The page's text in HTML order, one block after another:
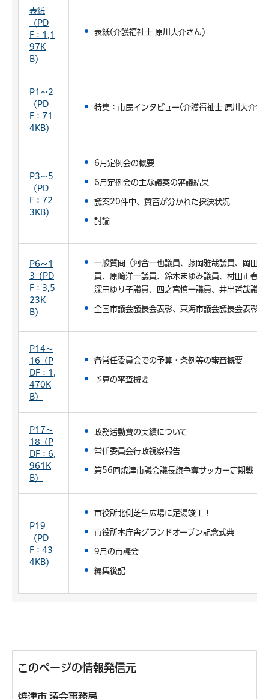
表紙
（PD
F：1,1
97K
B）
表紙(介護福祉士 原川大介さん）
P1～2
（PD
F：71
4KB）
特集：市民インタビュー(介護福祉士 原川大介さ
P3～5
（PD
F：72
3KB）
6月定例会の概要
6月定例会の主な議案の審議結果
議案20件中、賛否が分かれた採決状況
討論
P6～1
3（PD
F：3,5
23K
B）
一般質問（河合一也議員、藤岡雅哉議員、岡田
員、原崎洋一議員、鈴木まゆみ議員、村田正春
深田ゆり子議員、四之宮慎一議員、井出哲哉議員
全国市議会議長会表彰、東海市議会議長会表彰
P14～
16（P
DF：1,
470K
B）
各常任委員会での予算・条例等の審査概要
予算の審査概要
P17～
18（P
DF：6,
961K
B）
政務活動費の実績について
常任委員会行政視察報告
第56回焼津市議会議長旗争奪サッカー定期戦（
P19
（PD
F：43
4KB）
市役所北側芝生広場に足湯竣工！
市役所本庁舎グランドオープン記念式典
9月の市議会
編集後記
このページの情報発信元
焼津市 議会事務局